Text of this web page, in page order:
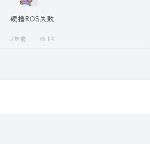
硬撸ROS失败
2年前 19